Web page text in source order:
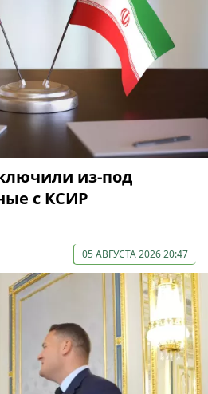
из-под
с КСИР
05 АВГУСТА 2026 20:47